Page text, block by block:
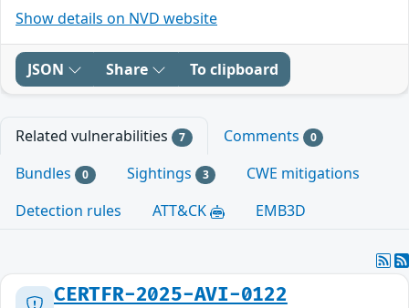
Show details on NVD website
JSON Share To clipboard
Related vulnerabilities 7 Comments 0
Bundles 0 Sightings 3
CWE mitigations
Detection rules
ATT&CK EMB3D
CERTFR-2025-AVI-0122